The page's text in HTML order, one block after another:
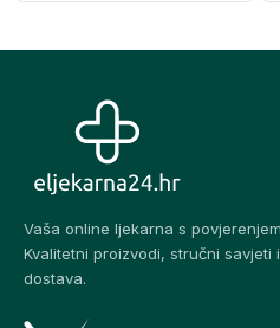
Vaša online ljekarna s
Kvalitetni proizvodi, stručni savjeti
dostava.